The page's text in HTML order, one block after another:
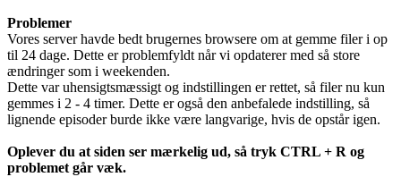
Problemer
Vores server havde bedt brugernes browsere om at gemme filer i op
til 24 dage. Dette er problemfyldt når vi opdaterer med så store
ændringer som i weekenden.
Dette var uhensigtsmæssigt og indstillingen er rettet, så filer nu kun
gemmes i 2 - 4 timer. Dette er også den anbefalede indstilling, så
lignende episoder burde ikke være langvarige, hvis de opstår igen.
Oplever du at siden ser mærkelig ud, så tryk CTRL + R og
problemet går væk.